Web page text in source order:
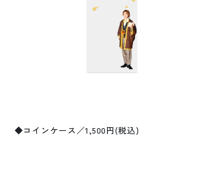
◆コインケース／1,500円(税込)